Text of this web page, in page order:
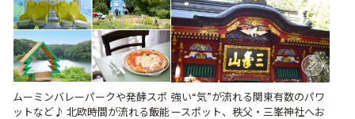
ムーミンバレーパークや発酵スポ
ットなど♪ 北欧時間が流れる飯能
強い“気”が流れる関東有数のパワ
ースポット、秩父・三峯神社へお